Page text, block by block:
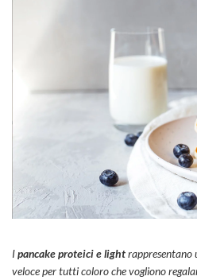
Ipancake proteici e lightrappresentano
veloce per tutti coloro che vogliono